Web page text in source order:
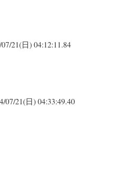
07/21(日) 04:12:11.84
07/21(日) 04:33:49.40